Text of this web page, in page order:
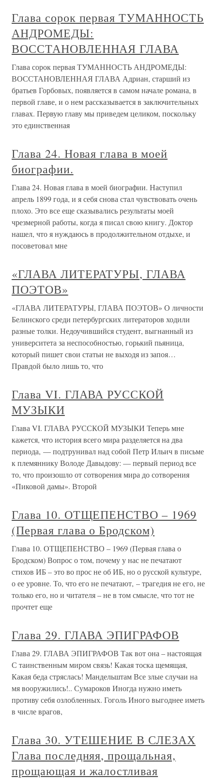
Глава сорок первая ТУМАННОСТЬ
АНДРОМЕДЫ:
ВОССТАНОВЛЕННАЯ ГЛАВА
Глава сорок первая ТУМАННОСТЬ АНДРОМЕДЫ:
ВОССТАНОВЛЕННАЯ ГЛАВА Адриан, старший из
братьев Горбовых, появляется в самом начале романа, в
первой главе, и о нем рассказывается в заключительных
главах. Первую главу мы приведем целиком, поскольку
это единственная
Глава 24. Новая глава в моей
биографии.
Глава 24. Новая глава в моей биографии. Наступил
апрель 1899 года, и я себя снова стал чувствовать очень
плохо. Это все еще сказывались результаты моей
чрезмерной работы, когда я писал свою книгу. Доктор
нашел, что я нуждаюсь в продолжительном отдыхе, и
посоветовал мне
«ГЛАВА ЛИТЕРАТУРЫ, ГЛАВА
ПОЭТОВ»
«ГЛАВА ЛИТЕРАТУРЫ, ГЛАВА ПОЭТОВ» О личности
Белинского среди петербургских литераторов ходили
разные толки. Недоучившийся студент, выгнанный из
университета за неспособностью, горький пьяница,
который пишет свои статьи не выходя из запоя…
Правдой было лишь то, что
Глава VI. ГЛАВА РУССКОЙ
МУЗЫКИ
Глава VI. ГЛАВА РУССКОЙ МУЗЫКИ Теперь мне
кажется, что история всего мира разделяется на два
периода, — подтрунивал над собой Петр Ильич в письме
к племяннику Володе Давыдову: — первый период все
то, что произошло от сотворения мира до сотворения
«Пиковой дамы». Второй
Глава 10. ОТЩЕПЕНСТВО – 1969
(Первая глава о Бродском)
Глава 10. ОТЩЕПЕНСТВО – 1969 (Первая глава о
Бродском) Вопрос о том, почему у нас не печатают
стихов ИБ – это во прос не об ИБ, но о русской культуре,
о ее уровне. То, что его не печатают, – трагедия не его, не
только его, но и читателя – не в том смысле, что тот не
прочтет еще
Глава 29. ГЛАВА ЭПИГРАФОВ
Глава 29. ГЛАВА ЭПИГРАФОВ Так вот она – настоящая
С таинственным миром связь! Какая тоска щемящая,
Какая беда стряслась! Мандельштам Все злые случаи на
мя вооружились!.. Сумароков Иногда нужно иметь
противу себя озлобленных. Гоголь Иного выгоднее иметь
в числе врагов,
Глава 30. УТЕШЕНИЕ В СЛЕЗАХ
Глава последняя, прощальная,
прощающая и жалостливая